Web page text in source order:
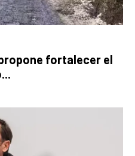
fortalecer el